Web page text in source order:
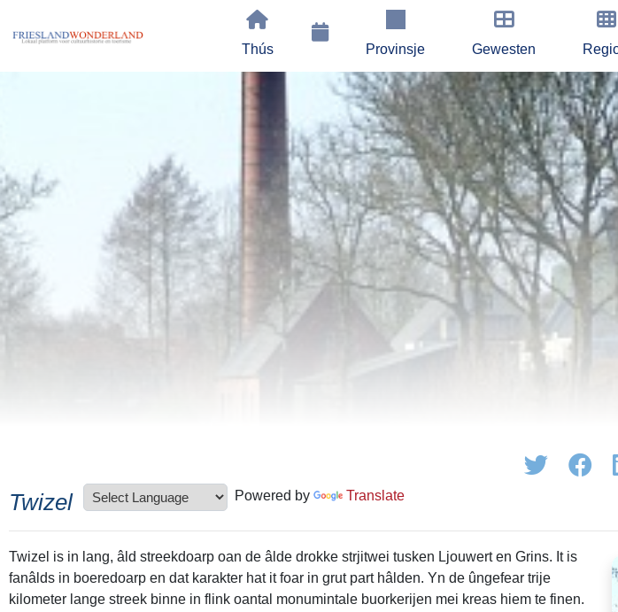
Thús Provinsje Gewesten
Twizel Powered by Translate
Twizel is in lang, âld streekdoarp oan de âlde drokke strjitwei tusken Ljouwert en Grins. It is
fanâlds in boeredoarp en dat karakter hat it foar in grut part hâlden. Yn de ûngefear trije
kilometer lange streek binne in flink oantal monumintale buorkerijen mei kreas hiem te finen.